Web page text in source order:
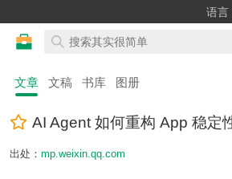
语言
文章 文稿 书库 图册
AI Agent 如何重构 App 稳定
出处： mp.weixin.qq.com